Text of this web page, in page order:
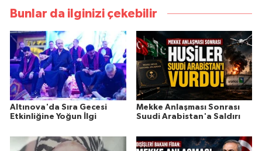
Bunlar da ilginizi çekebilir
Altınova'da Sıra Gecesi
Etkinliğine Yoğun İlgi
Mekke Anlaşması Sonrası
Suudi Arabistan'a Saldırı